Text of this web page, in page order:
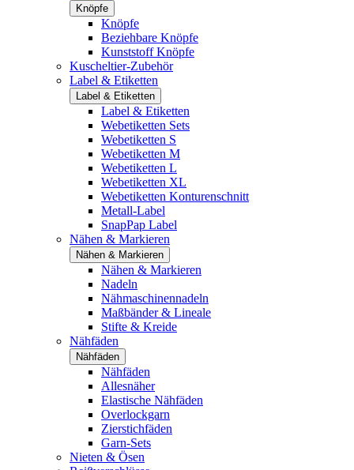
Knöpfe
Knöpfe
Beziehbare Knöpfe
Kunststoff Knöpfe
Kuscheltier-Zubehör
Label & Etiketten
Label & Etiketten
Label & Etiketten
Webetiketten Sets
Webetiketten S
Webetiketten M
Webetiketten L
Webetiketten XL
Webetiketten Konturenschnitt
Metall-Label
SnapPap Label
Nähen & Markieren
Nähen & Markieren
Nähen & Markieren
Nadeln
Nähmaschinennadeln
Maßbänder & Lineale
Stifte & Kreide
Nähfäden
Nähfäden
Nähfäden
Allesnäher
Elastische Nähfäden
Overlockgarn
Zierstichfäden
Garn-Sets
Nieten & Ösen